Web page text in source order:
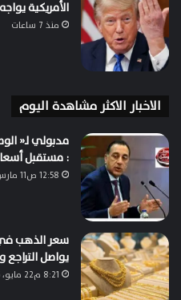
الأمريكية
منذ 7 ساعات
الاخبار الاكثر مشاهدة اليوم
مدبولي لـ«
: مستقبل
12:58 ص11 مارس، 2026
سعر الذهب في
يواصل التراجع وعيار 21 يسجل
8:21 م22 مايو، 2026